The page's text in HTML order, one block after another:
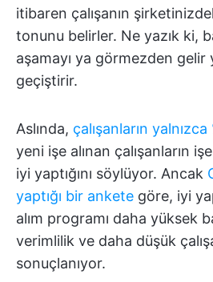
itibaren çalışanın
tonunu belirler. Ne yazık ki,
aşamayı ya görmezden gelir
geçiştirir.
Aslında, çalışanların yalnızca
yeni işe alınan çalışanların
iyi yaptığını söylüyor. Ancak
yaptığı bir ankete göre, iyi
alım programı daha yüksek
verimlilik ve daha düşük
sonuçlanıyor.